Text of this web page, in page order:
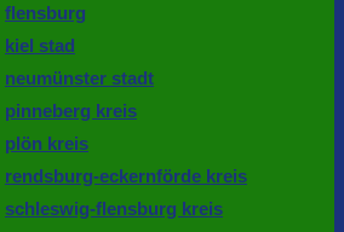
flensburg
kiel stad
neumünster stadt
pinneberg kreis
plön kreis
rendsburg-eckernförde kreis
schleswig-flensburg kreis